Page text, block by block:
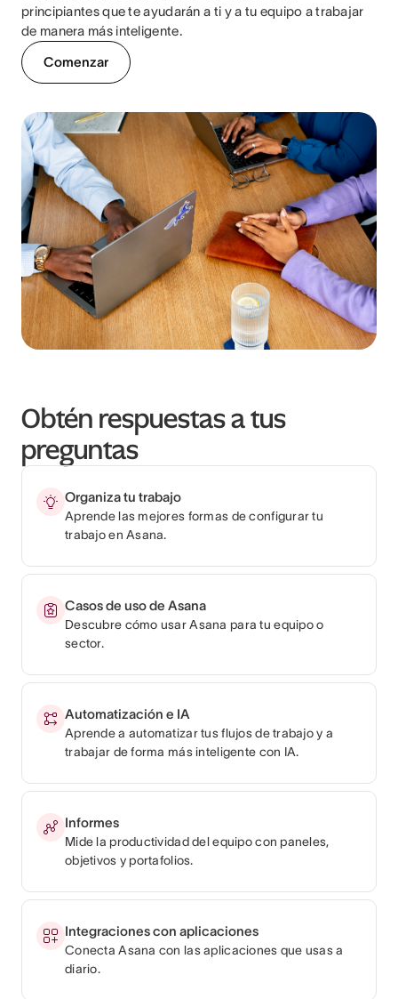
principiantes que te ayudarán a ti y a tu equipo a trabajar
de manera más inteligente.
Comenzar
Obtén respuestas a tus
preguntas
Organiza tu trabajo
Aprende las mejores formas de configurar tu
trabajo en Asana.
Casos de uso de Asana
Descubre cómo usar Asana para tu equipo o
sector.
Automatización e IA
Aprende a automatizar tus flujos de trabajo y a
trabajar de forma más inteligente con IA.
Informes
Mide la productividad del equipo con paneles,
objetivos y portafolios.
Integraciones con aplicaciones
Conecta Asana con las aplicaciones que usas a
diario.